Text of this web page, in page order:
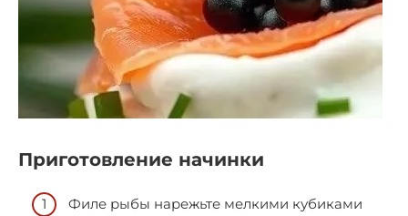
Приготовление начинки
Филе рыбы нарежьте мелкими кубиками